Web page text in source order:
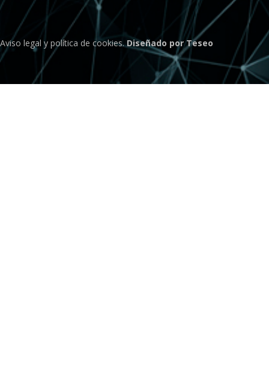
Aviso legal y política de cookies.Diseñado por Teseo